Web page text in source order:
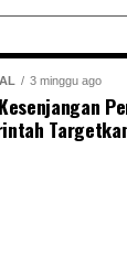
3 minggu ago